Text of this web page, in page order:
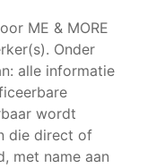
ME & MORE
Onder
alle informatie
wordt
die direct of
met name aan